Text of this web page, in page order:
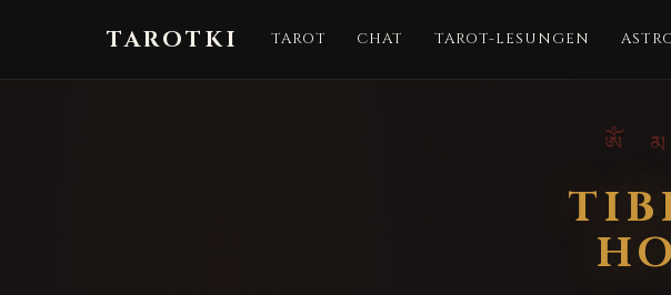
TAROTKI TAROT CHAT TAROT-LESUNGEN
ༀ